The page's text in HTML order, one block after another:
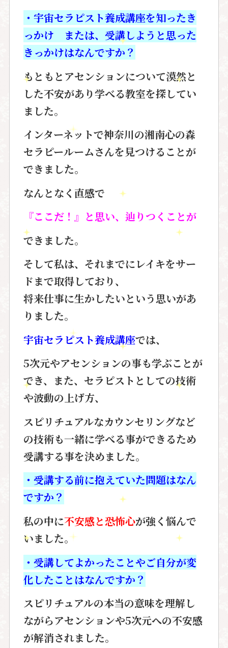
・宇宙セラピスト養成講座を知ったき
っかけ または、受講しようと思った
きっかけはなんですか？
もともとアセンションについて漠然と
した不安があり学べる教室を探してい
ました。
インターネットで神奈川の湘南心の森
セラピールームさんを見つけることが
できました。
なんとなく直感で
『ここだ！』と思い、辿りつくことが
できました。
そして私は、それまでにレイキをサー
ドまで取得しており、
将来仕事に生かしたいという思いがあ
りました。
宇宙セラピスト養成講座では、
5次元やアセンションの事も学ぶことが
でき、また、セラピストとしての技術
や波動の上げ方、
スピリチュアルなカウンセリングなど
の技術も一緒に学べる事ができるため
受講する事を決めました。
・受講する前に抱えていた問題はなん
ですか？
私の中に不安感と恐怖心が強く 悩んで
いました。
・受講してよかったことやご自分が変
化したことはなんですか？
スピリチュアルの本当の意味を理解し
ながらアセンションや5次元への不安感
が解消されました。